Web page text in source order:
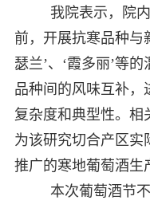
我院表示，院内
前，开展抗寒品种与
瑟兰’、‘霞多丽’等
品种间的风味互补，
复杂度和典型性。相
为该研究切合产区实
推广的寒地葡萄酒生
本次葡萄酒节不